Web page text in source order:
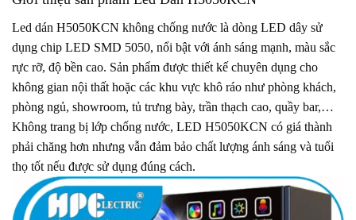
Led dán H5050KCN không chống nước là dòng LED dây sử
dụng chip LED SMD 5050, nổi bật với ánh sáng mạnh, màu sắc
rực rỡ, độ bền cao. Sản phẩm được thiết kế chuyên dụng cho
không gian nội thất hoặc các khu vực khô ráo như phòng khách,
phòng ngủ, showroom, tủ trưng bày, trần thạch cao, quầy bar,…
Không trang bị lớp chống nước, LED H5050KCN có giá thành
phải chăng hơn nhưng vẫn đảm bảo chất lượng ánh sáng và tuổi
thọ tốt nếu được sử dụng đúng cách.